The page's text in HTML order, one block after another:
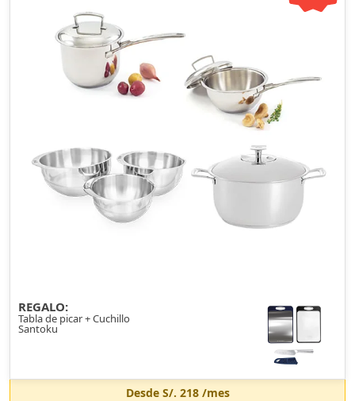
REGALO:
Tabla de picar + Cuchillo
Santoku
Desde S/. 218/mes